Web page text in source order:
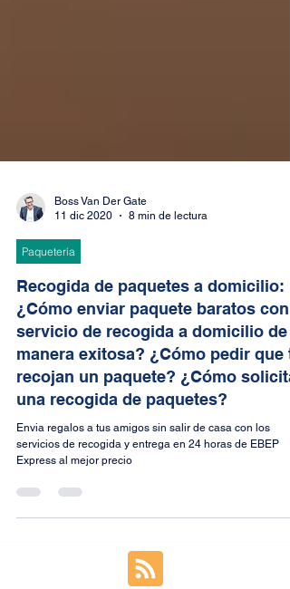
Boss Van Der Gate
11 dic 2020
Paquetería
Recogida de paquetes a domicilio:
¿Cómo enviar paquete baratos con
servicio de recogida a domicilio de
manera exitosa? ¿Cómo pedir que
recojan un paquete? ¿Cómo
una recogida de paquetes?
Envia regalos a tus amigos sin salir de casa con los